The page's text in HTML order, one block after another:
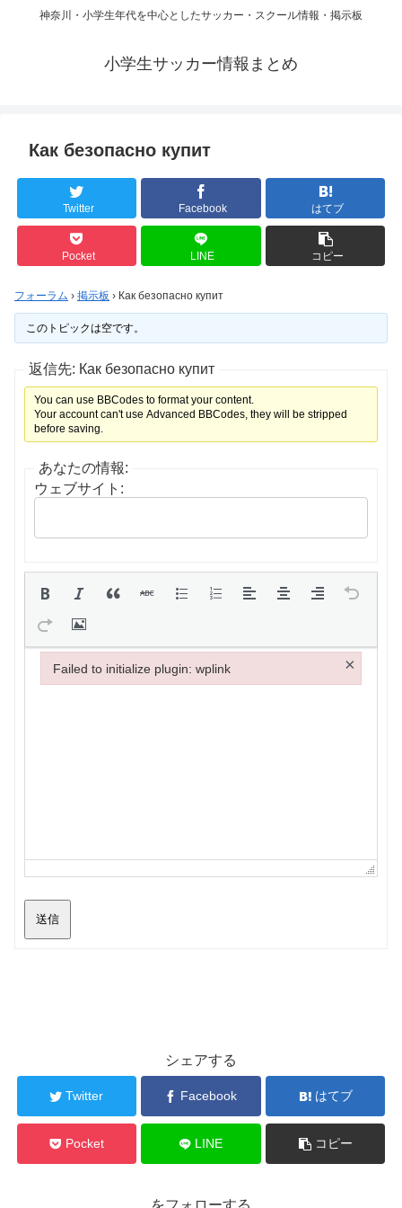
神奈川・小学生年代を中心としたサッカー・スクール情報・掲示板
小学生サッカー情報まとめ
Как безопасно купит
Twitter Facebook はてブ
Pocket LINE コピー
フォーラム › 掲示板 › Как безопасно купит
このトピックは空です。
返信先: Как безопасно купит
You can use BBCodes to format your content.
Your account can't use Advanced BBCodes, they will be stripped
before saving.
あなたの情報:
ウェブサイト:
送信
シェアする
Twitter Facebook はてブ
Pocket LINE コピー
Failed to initialize plugin: wplink ×
Failed to initialize plugin: wplink